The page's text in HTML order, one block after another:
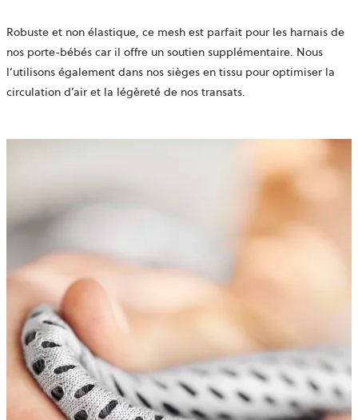
Robuste et non élastique, ce mesh est parfait pour les harnais de
nos porte-bébés car il offre un soutien supplémentaire. Nous
l’utilisons également dans nos sièges en tissu pour optimiser la
circulation d’air et la légèreté de nos transats.